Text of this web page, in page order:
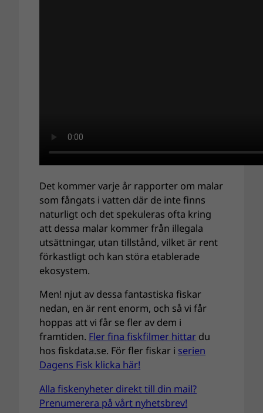
Det kommer varje år rapporter om malar
som fångats i vatten där de inte finns
naturligt och det spekuleras ofta kring
att dessa malar kommer från illegala
utsättningar, utan tillstånd, vilket är rent
förkastligt och kan störa etablerade
ekosystem.
Men! njut av dessa fantastiska fiskar
nedan, en är rent enorm, och så vi får
hoppas att vi får se fler av dem i
framtiden. Fler fina fiskfilmer hittar du
hos fiskdata.se. För fler fiskar i serien
Dagens Fisk klicka här!
Alla fiskenyheter direkt till din mail?
Prenumerera på vårt nyhetsbrev!